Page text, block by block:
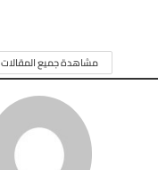
مشاهدة جميع المقالات